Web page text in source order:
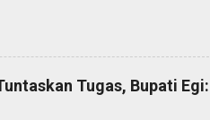
Republik Indonesia di
Mereka dilepas dengan penuh
sepanjang rangkaian acara.
kepada seluruh anggota
Tugas, Bupati